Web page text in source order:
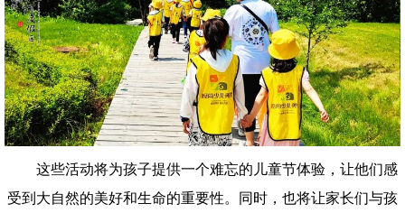
这些活动将为孩子提供一个难忘的儿童节体验，让他们感
受到大自然的美好和生命的重要性。同时，也将让家长们与孩